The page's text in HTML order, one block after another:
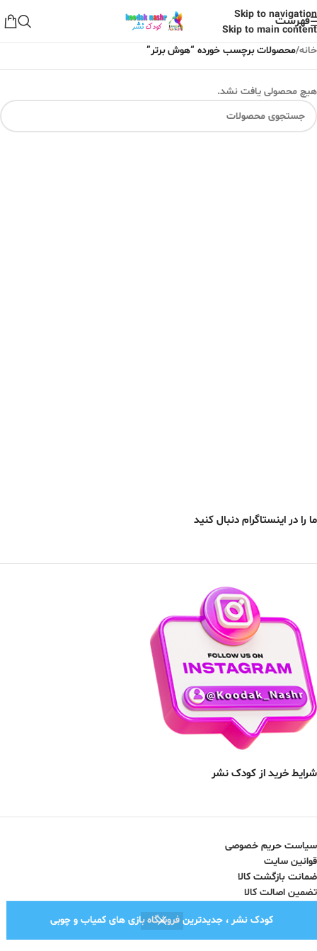
کودک نشر ، جدیدترین فروشگاه بازی های کمیاب و چوبی
Skip to navigation
Skip to main content
فهرست
خانه/محصولات برچسب خورده “هوش برتر”
هیچ محصولی یافت نشد.
ما را در اینستاگرام دنبال کنید
شرایط خرید از کودک نشر
سیاست حریم خصوصی
قوانین سایت
ضمانت بازگشت کالا
تضمین اصالت کالا
نماد اعتماد الکترونیک